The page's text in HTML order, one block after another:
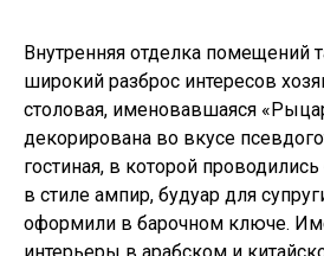
Внутренняя отделка помещений
широкий разброс интересов
столовая, именовавшаяся
декорирована во вкусе
гостиная, в которой
в стиле ампир, будуар для
оформили в барочном ключе.